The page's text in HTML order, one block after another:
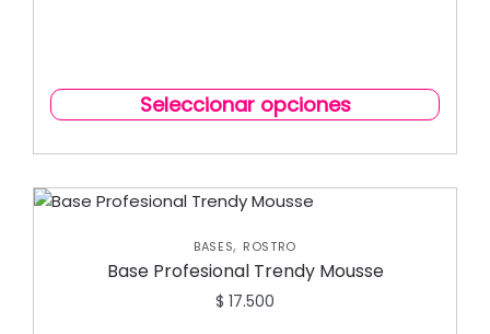
Seleccionar opciones
BASES, ROSTRO
Base Profesional Trendy Mousse
$ 17.500